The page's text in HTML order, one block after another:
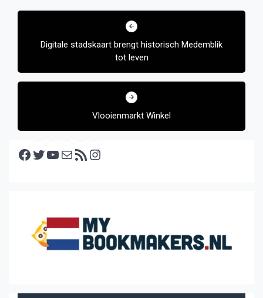
Bericht
Digitale stadskaart brengt historisch Medemblik
tot leven
Vlooienmarkt Winkel
Facebook Twitter YouTube E-mail RSS feed